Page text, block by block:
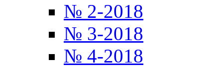
№ 2-2018
№ 3-2018
№ 4-2018